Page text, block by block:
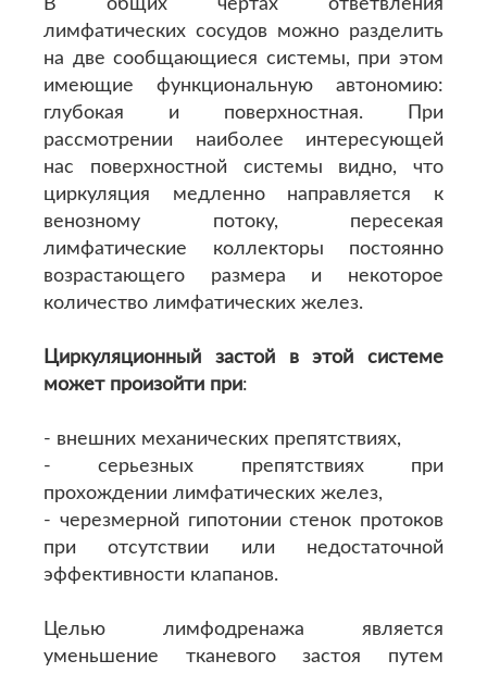
В общих чертах ответвления
лимфатических сосудов можно разделить
на две сообщающиеся системы, при этом
имеющие функциональную автономию:
глубокая и поверхностная. При
рассмотрении наиболее интересующей
нас поверхностной системы видно, что
циркуляция медленно направляется к
венозному потоку, пересекая
лимфатические коллекторы постоянно
возрастающего размера и некоторое
количество лимфатических желез.
Циркуляционный застой в этой системе
может произойти при:
- внешних механических препятствиях,
- серьезных препятствиях при
прохождении лимфатических желез,
- черезмерной гипотонии стенок протоков
при отсутствии или недостаточной
эффективности клапанов.
Целью лимфодренажа является
уменьшение тканевого застоя путем